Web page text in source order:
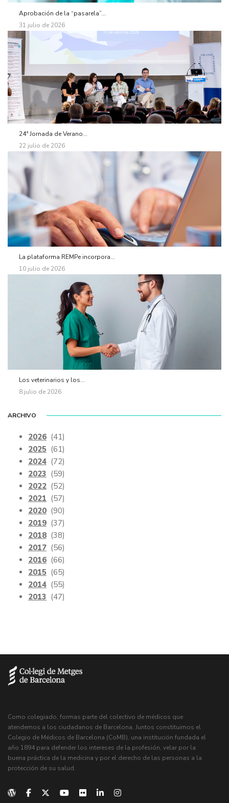
Aprobación de la “pasarela”...
31 julio de 2026
24ª Jornada de Verano...
22 julio de 2026
La plataforma REMPe incorpora...
10 julio de 2026
Los veterinarios y los...
8 julio de 2026
ARCHIVO
2026 (41)
2025 (61)
2024 (72)
2023 (59)
2022 (52)
2021 (57)
2020 (90)
2019 (37)
2018 (38)
2017 (56)
2016 (66)
2015 (65)
2014 (55)
2013 (47)
Como colegiado, formas parte del colectivo de médicos que
atendemos a los ciudadanos de Barcelona. Juntos constituimos el
Colegio de Médicos de Barcelona (CoMB), una institución fundada el
año 1894 para defender los intereses de la profesión, velar por la
buena práctica de la medicina y por el derecho de las personas a la
protección de su salud.